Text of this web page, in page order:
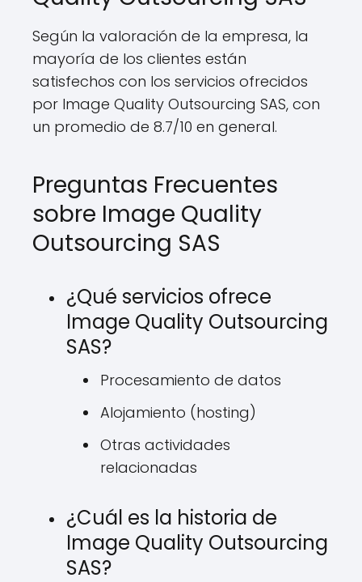
Según la valoración de la empresa, la
mayoría de los clientes están
satisfechos con los servicios ofrecidos
por Image Quality Outsourcing SAS, con
un promedio de 8.7/10 en general.
Preguntas Frecuentes
sobre Image Quality
Outsourcing SAS
¿Qué servicios ofrece
Image Quality Outsourcing
SAS?
Procesamiento de datos
Alojamiento (hosting)
Otras actividades
relacionadas
¿Cuál es la historia de
Image Quality Outsourcing
SAS?